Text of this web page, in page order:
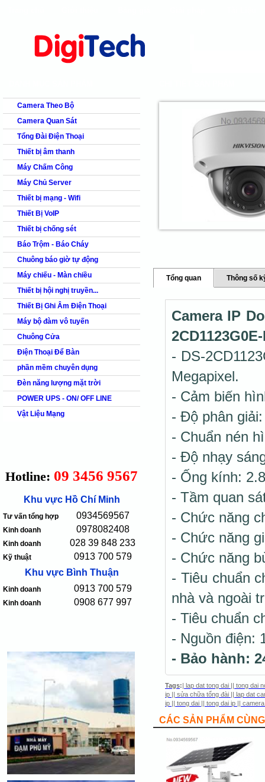
products
Camera Theo Bộ
Camera Quan Sát
Tổng Đài Điện Thoại
Thiết bị âm thanh
Máy Chấm Công
Máy Chủ Server
Thiết bị mạng - Wifi
Thiết Bị VoIP
Thiết bị chống sét
Báo Trộm - Báo Cháy
Chuông báo giờ tự động
Máy chiếu - Màn chiều
Thiết bị hội nghị truyền...
Thiết Bị Ghi Âm Điện Thoại
Máy bộ đàm vô tuyến
Chuông Cửa
Điện Thoại Để Bàn
phần mềm chuyên dụng
Đèn năng lượng mặt trời
POWER UPS - ON/ OFF LINE
Vật Liệu Mạng
Hotline: 09 3456 9567
Khu vực Hồ Chí Minh
Tư vấn tổng hợp 0934569567
Kinh doanh 0978082408
Kinh doanh 028 39 848 233
Kỹ thuật
0913 700 579
Khu vực Bình Thuận
Kinh doanh 0913 700 579
Kinh doanh 0908 677 997
Tổng quan Thông số
Camera IP
- DS-
Megapixel.
- Cảm biến
- Độ phân
- Chuẩn nén
- Độ nhạy
- Ống kính:
- Tầm quan
- Chức năng
- Chức năng
- Chức năng
- Tiêu chuẩn
nhà và ngoài
- Tiêu chuẩn
- Nguồn điện:
- Bảo hành:
Tags:| lap dat tong dai || tong dai
ip || sửa chữa tổng đài || lap dat
ip || tong dai || tong dai ip ||
CÁC SẢN PHẨM